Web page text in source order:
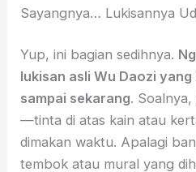
Sayangnya… Lukisannya
Yup, ini bagian sedihnya.
lukisan asli Wu Daozi
sampai sekarang.
—tinta di atas kain atau
dimakan waktu. Apalagi
tembok atau mural yang